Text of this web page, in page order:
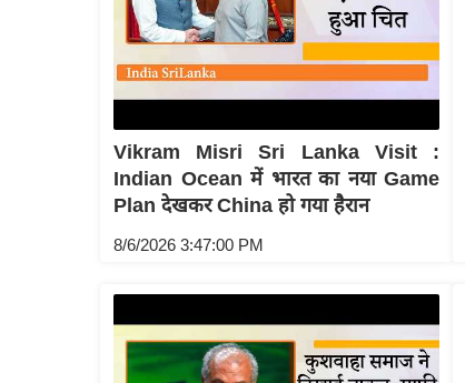
Vikram Misri Sri Lanka Visit :
Indian Ocean में भारत का नया Game
Plan देखकर China हो गया हैरान
8/6/2026 3:47:00 PM